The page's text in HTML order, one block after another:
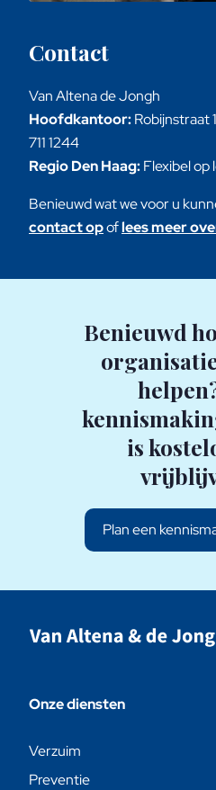
Contact
Van Altena de Jongh
Hoofdkantoor:Robijnstraat
711 1244
Regio Den Haag:Flexibel op
Benieuwd wat we voor u
contact opoflees meer
Benieuwd
is
Plan een
Onze diensten
Verzuim
Preventie